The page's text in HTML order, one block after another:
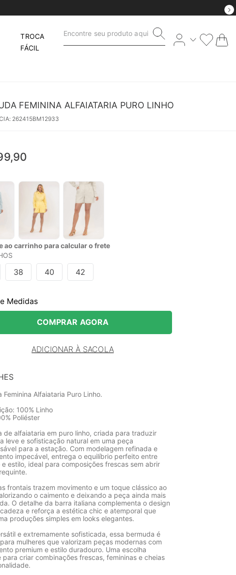
TROCA
FÁCIL
Encontre seu produto aqui
FEMININA ALFAIATARIA PURO LINHO
: 262415BM12933
,90
ao carrinho para calcular o frete
38 40 42
Medidas
COMPRAR AGORA
ADICIONAR À SACOLA
Feminina Alfaiataria Puro Linho.
100% Linho
Poliéster
de alfaiataria em puro linho, criada para traduzir
leve e sofisticação natural em uma peça
para a estação. Com modelagem refinada e
impecável, entrega o equilíbrio perfeito entre
estilo, ideal para composições frescas sem abrir
frontais trazem movimento e um toque clássico ao
o caimento e deixando a peça ainda mais
O detalhe da barra italiana complementa o design
e reforça a estética chic e atemporal que
produções simples em looks elegantes.
e extremamente sofisticada, essa bermuda é
mulheres que valorizam peças modernas com
premium e estilo duradouro. Uma escolha
para criar combinações frescas, femininas e cheias